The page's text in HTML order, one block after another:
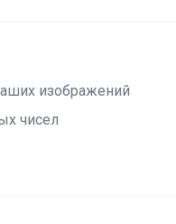
изображений
чисел